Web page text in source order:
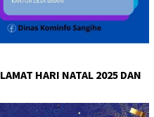
HARI NATAL 2025 DAN